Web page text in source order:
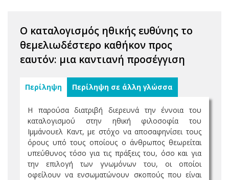
Ο καταλογισμός ηθικής ευθύνης το
θεμελιωδέστερο καθήκον προς
εαυτόν: μια καντιανή προσέγγιση
Περίληψη Περίληψη σε άλλη γλώσσα
Η παρούσα διατριβή διερευνά την έννοια του
καταλογισμού στην ηθική φιλοσοφία του
Ιμμάνουελ Καντ, με στόχο να αποσαφηνίσει τους
όρους υπό τους οποίους ο άνθρωπος θεωρείται
υπεύθυνος τόσο για τις πράξεις του, όσο και για
την επιλογή των γνωμόνων του, οι οποίοι
οφείλουν να ενσωματώνουν σκοπούς που είναι